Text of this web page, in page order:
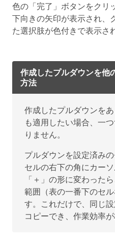
色の「完了」ボタンをクリ
下向きの矢印が表示され、
た選択肢が色付きで表示さ
作成したプルダウンを他
方法
作成したプルダウンを
も適用したい場合、一
りません。
プルダウンを設定済み
セルの右下の角にカー
「＋」の形に変わった
範囲（表の一番下のセ
す。これだけで、同じ
コピーでき、作業効率